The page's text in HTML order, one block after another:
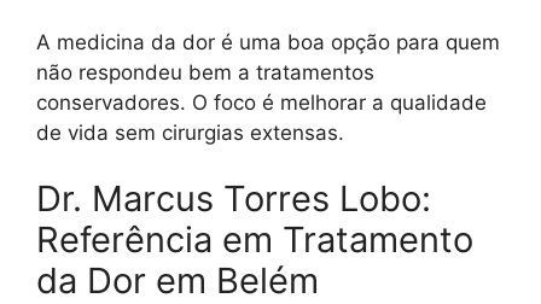
A medicina da dor é uma boa opção para quem
não respondeu bem a tratamentos
conservadores. O foco é melhorar a qualidade
de vida sem cirurgias extensas.
Dr. Marcus Torres Lobo:
Referência em Tratamento
da Dor em Belém